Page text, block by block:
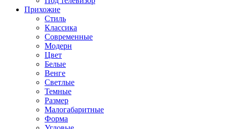
Прихожие
Стиль
Классика
Современные
Модерн
Цвет
Белые
Венге
Светлые
Темные
Размер
Малогабаритные
Форма